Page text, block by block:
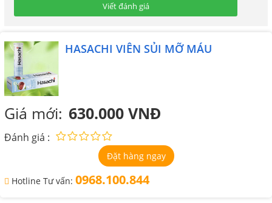
Viết đánh giá
HASACHI VIÊN SỦI MỠ MÁU
Giá mới: 630.000 VNĐ
Đánh giá :
Đặt hàng ngay
Hotline Tư vấn: 0968.100.844